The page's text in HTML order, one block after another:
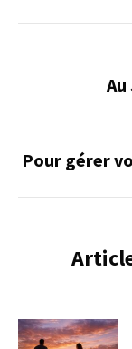
Au
Pour gérer